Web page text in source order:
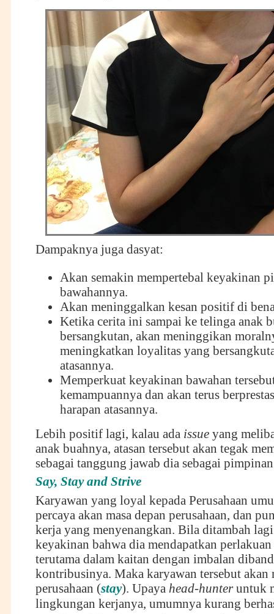
Dampaknya juga dasyat:
Akan semakin mempertebal keyakinan
bawahannya.
Akan meninggalkan kesan positif di
Ketika cerita ini sampai ke telinga anak
bersangkutan, akan meninggikan
meningkatkan loyalitas yang
atasannya.
Memperkuat keyakinan bawahan
kemampuannya dan akan terus
harapan atasannya.
Lebih positif lagi, kalau ada issueyang
anak buahnya, atasan tersebut akan tegak
sebagai tanggung jawab dia sebagai
Say, Stay and Strive
Karyawan yang loyal kepada Perusahaan
percaya akan masa depan perusahaan, dan
kerja yang menyenangkan. Bila ditambah
keyakinan bahwa dia mendapatkan
terutama dalam kaitan dengan imbalan
kontribusinya. Maka karyawan tersebut akan
perusahaan (stay). Upaya head-hunteruntuk
lingkungan kerjanya, umumnya kurang